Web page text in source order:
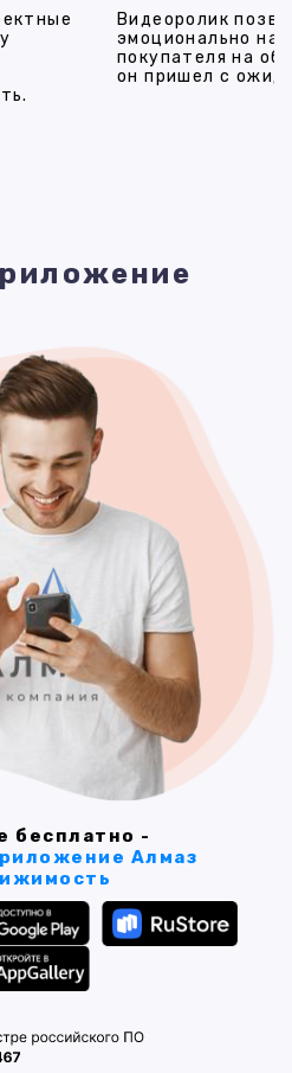
Видеоролик
эмоционально
покупателя на
он пришел с
бесплатно -
Алмаз